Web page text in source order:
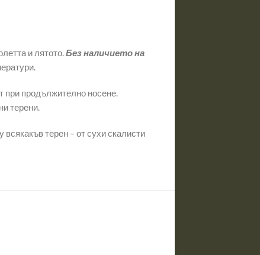
и лятото.Без наличието на
при продължително носене.
терени.
всякакъв терен – от сухи скалисти